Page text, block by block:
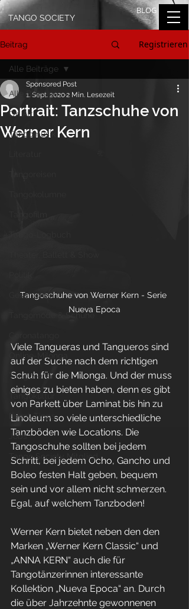
BLOG
TANGO SOCIETY
Beitrag Registrieren
Alle Beiträge
On Air
Tangomusik
Geschichte
Tangomode & Schuhe
Online-Milonga
Tangoverein
Tangokultur
Event-Tipps
Jobs
Tango Society Mitglied
Alle Beiträge
Portrait: Tanzschuhe von
Werner Kern
Sponsored Post
1. Sept. 20202 Min. Lesezeit
Tangoschuhe von Werner Kern - Serie
Nueva Epoca
Viele Tangueras und Tangueros sind
auf der Suche nach dem richtigen
Schuh für die Milonga. Und der muss
einiges zu bieten haben, denn es gibt
von Parkett über Laminat bis hin zu
Linoleum so viele unterschiedliche
Tanzböden wie Locations. Die
Tangoschuhe sollten bei jedem
Schritt, bei jedem Ocho, Gancho und
Boleo festen Halt geben, bequem
sein und vor allem nicht schmerzen.
Egal, auf welchem Tanzboden!
Werner Kern bietet neben den den
Marken „Werner Kern Classic“ und
„ANNA KERN“ auch die für
Tangotänzerinnen interessante
Kollektion „Nueva Epoca“ an. Durch
die über Jahrzehnte gewonnenen